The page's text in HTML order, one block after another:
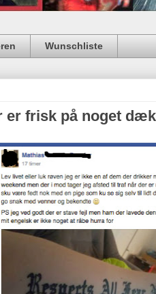
Wunschliste
er frisk på noget